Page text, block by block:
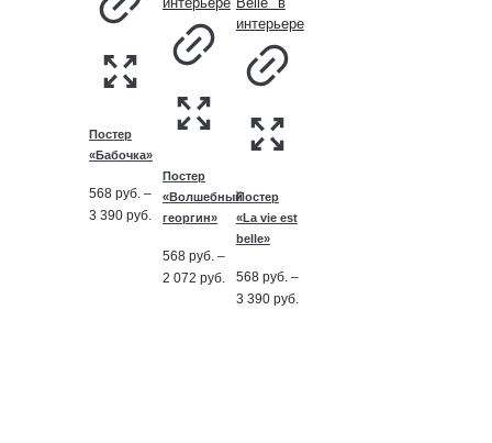
Постер
«Бабочка»
568 руб. –
3 390 руб.
Диапазон
568
руб.
Постер
«Волшебный
георгин»
568руб. –
2 072 руб.
Диапазон
цен:
Постер
«La vie est
belle»
568руб. –
3 390руб.